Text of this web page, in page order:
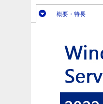
概要・特長